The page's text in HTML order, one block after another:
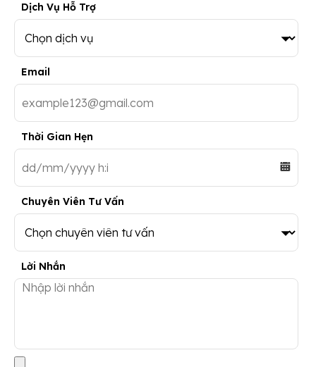
Dịch Vụ Hỗ Trợ
Email
Thời Gian Hẹn
Chuyên Viên Tư Vấn
Lời Nhắn